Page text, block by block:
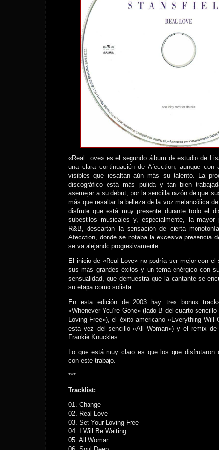
«Real Love» es el segundo álbum de estudio de
una clara continuación de Afecction, aunque con
visibles que resaltan aún más su talento. La
discográfico está más pulida y tan bien
asemejar a su debut, por la sencilla razón de que
más que resaltar la belleza de la voz melancólica
disfrute que está muy presente durante todo el
subestilos musicales y, especialmente, la
R&B, descartan la sensación de cierta
Afecction, donde se notaba la excesiva presencia
se va alejando progresivamente.
El inicio de «Real Love» no podría ser mejor con el
sus más grandes éxitos y un tema enérgico con
sensualidad, que demuestra que la cantante se
su etapa como solista.
En esta edición de 2003 hay tres bonus
«Whenever You’re Gone» (lado B del cuarto
Loving Free»), el éxito americano «Everything Will
esta vez del sencillo «All Woman») y el remix de
Frankie Knuckles.
Lo que está muy claro es que los que disfrutaron
con este trabajo.
***
Tracklist:
01. Change
02. Real Love
03. Set Your Loving Free
04. I Will Be Waiting
05. All Woman